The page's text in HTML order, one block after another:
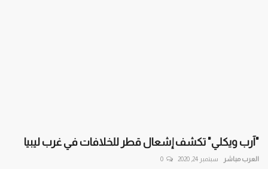
"آرب ويكلي" تكشف إشعال قطر للخلافات في غرب ليبيا
العرب مباشر سبتمبر 24, 2020 0